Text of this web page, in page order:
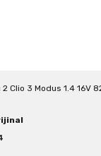
Clio 3 Modus 1.4 16V